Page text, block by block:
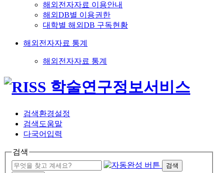
해외전자자료 이용안내
해외DB별 이용권한
대학별 해외DB 구독현황
해외전자자료 통계
해외전자자료 통계
검색환경설정
검색도움말
다국어입력
검색
검색